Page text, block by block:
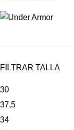
FILTRAR TALLA
30
37,5
34